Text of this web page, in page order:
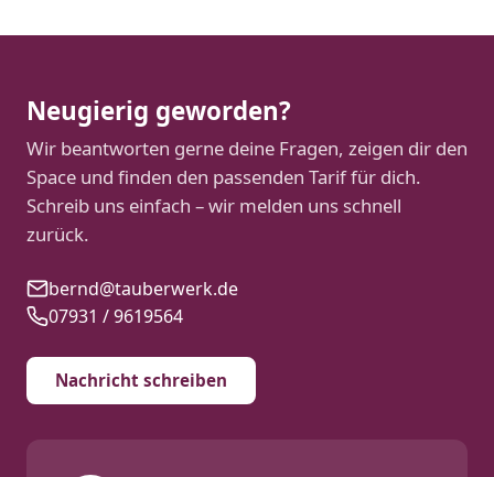
Neugierig geworden?
Wir beantworten gerne deine Fragen, zeigen dir den
Space und finden den passenden Tarif für dich.
Schreib uns einfach – wir melden uns schnell
zurück.
bernd@tauberwerk.de
07931 / 9619564
Nachricht schreiben